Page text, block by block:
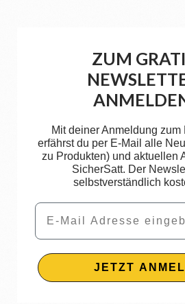
ZUM
Mit deiner Anmeldung zum
erfährst du per E-Mail alle
zu Produkten) und aktuellen
SicherSatt. Der
selbstverständlich
Email
JETZT